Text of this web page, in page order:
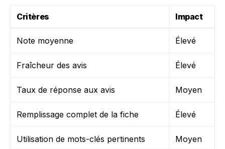
Critères Impact
Note moyenne Élevé
Fraîcheur des avis Élevé
Taux de réponse aux avis Moyen
Remplissage complet de la fiche Élevé
Utilisation de mots-clés pertinents Moyen